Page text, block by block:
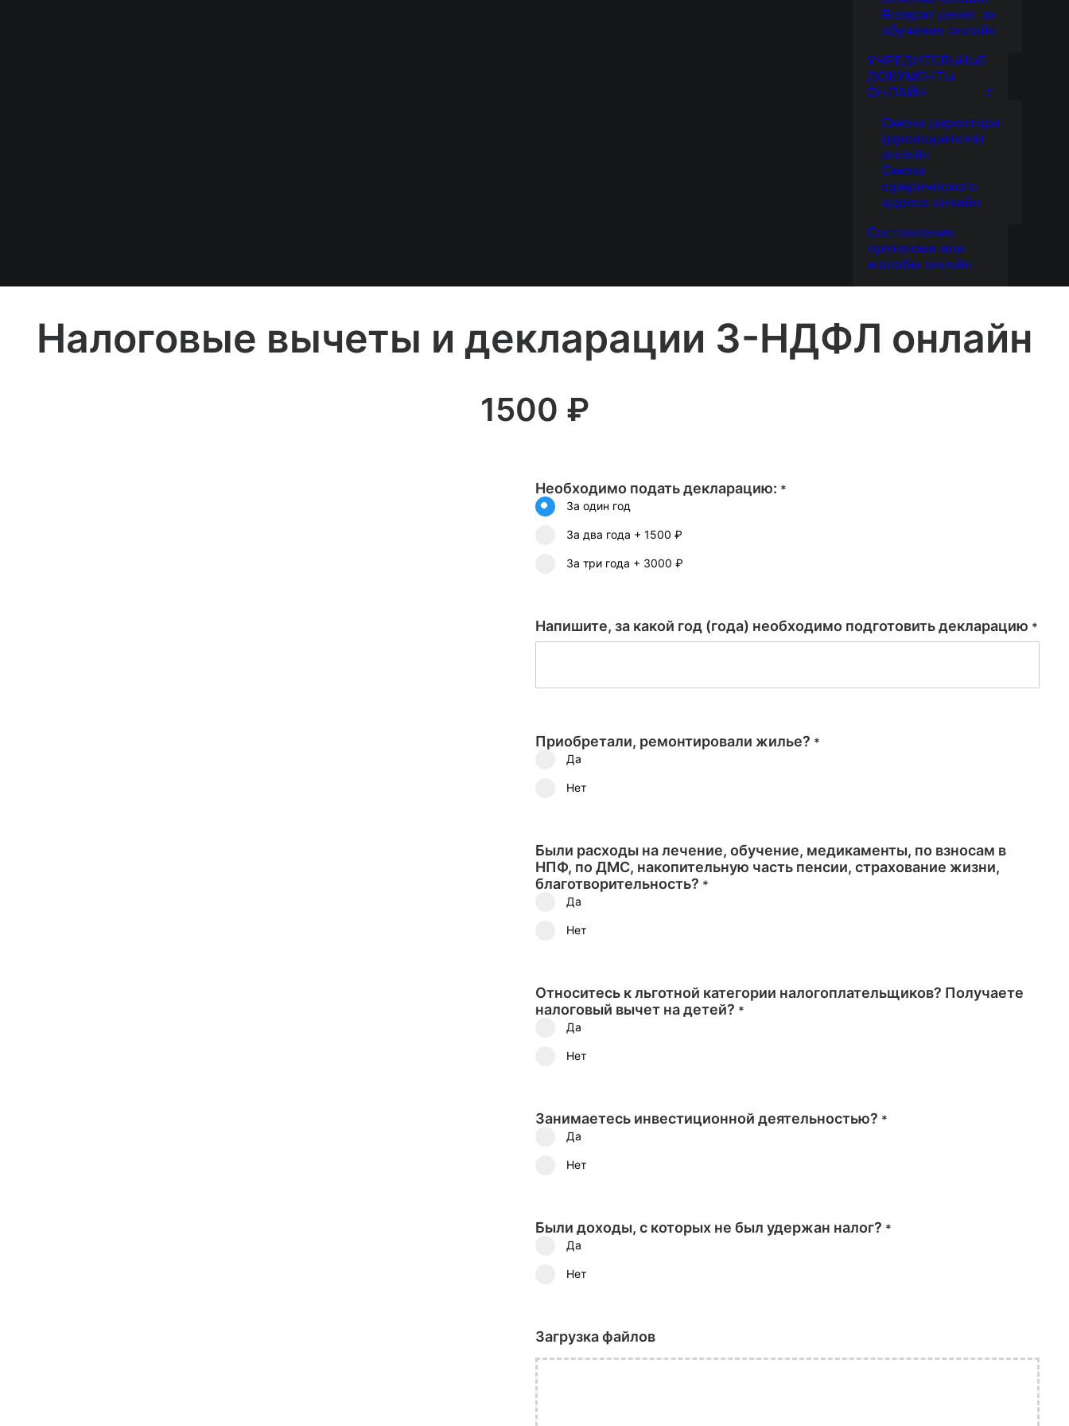
Возврат денег за
обучение онлайн
УЧРЕДИТЕЛЬНЫЕ
ДОКУМЕНТЫ
ОНЛАЙН
Смена директора
(руководителя)
онлайн
Смена
юридического
адреса онлайн
Составление
претензии или
жалобы онлайн
Налоговые вычеты и декларации 3-НДФЛ онлайн
1500 ₽
Необходимо подать декларацию: *
За один год
За два года + 1500 ₽
За три года + 3000 ₽
Напишите, за какой год (года) необходимо подготовить декларацию *
Приобретали, ремонтировали жилье? *
Да
Нет
Были расходы на лечение, обучение, медикаменты, по взносам в
НПФ, по ДМС, накопительную часть пенсии, страхование жизни,
благотворительность? *
Да
Нет
Относитесь к льготной категории налогоплательщиков? Получаете
налоговый вычет на детей? *
Да
Нет
Занимаетесь инвестиционной деятельностью? *
Да
Нет
Были доходы, с которых не был удержан налог? *
Да
Нет
Загрузка файлов